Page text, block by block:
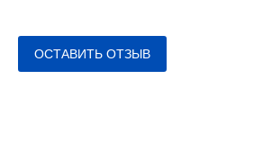
ОСТАВИТЬ ОТЗЫВ